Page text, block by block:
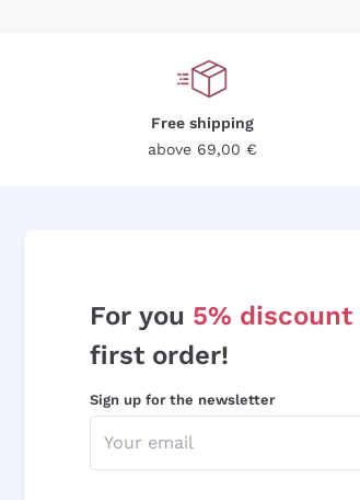
Free shipping
above 69,00 €
For you 5% discount
first order!
Sign up for the newsletter